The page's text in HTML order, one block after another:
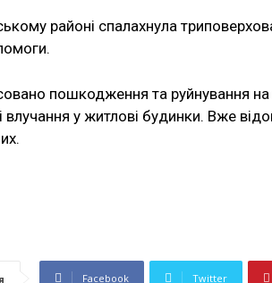
районі спалахнула
пошкодження та руйнування
влучання у житлові будинки. Вже
Facebook Twitter